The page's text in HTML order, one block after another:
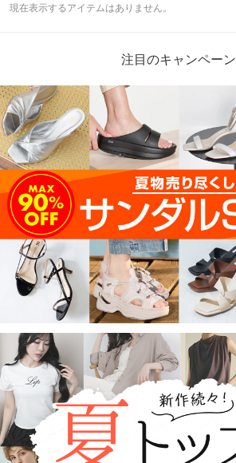
現在表示するアイテムはありません。
注目のキャンペーン